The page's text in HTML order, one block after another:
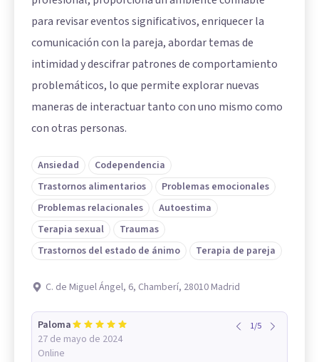
para revisar eventos significativos, enriquecer la
comunicación con la pareja, abordar temas de
intimidad y descifrar patrones de comportamiento
problemáticos, lo que permite explorar nuevas
maneras de interactuar tanto con uno mismo como
con otras personas.
Ansiedad
Codependencia
Trastornos alimentarios
Problemas emocionales
Problemas relacionales
Autoestima
Terapia sexual
Traumas
Trastornos del estado de ánimo
Terapia de pareja
C. de Miguel Ángel, 6, Chamberí, 28010 Madrid
Paloma
27 de mayo de 2024
Online
1/5